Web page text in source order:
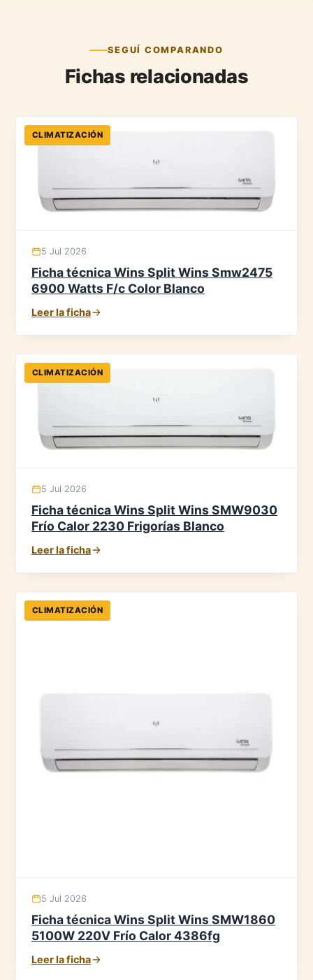
SEGUÍ COMPARANDO
Fichas relacionadas
CLIMATIZACIÓN
5 Jul 2026
Ficha técnica Wins Split Wins Smw2475
6900 Watts F/c Color Blanco
Leer la ficha
CLIMATIZACIÓN
5 Jul 2026
Ficha técnica Wins Split Wins SMW9030
Frío Calor 2230 Frigorías Blanco
Leer la ficha
CLIMATIZACIÓN
5 Jul 2026
Ficha técnica Wins Split Wins SMW1860
5100W 220V Frío Calor 4386fg
Leer la ficha